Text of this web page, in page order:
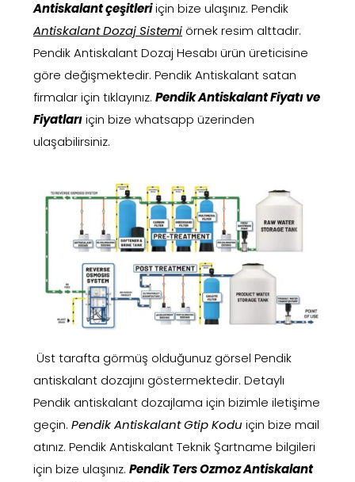
Antiskalant çeşitleriiçin bize ulaşınız. Pendik
Antiskalant Dozaj Sistemiörnek resim alttadır.
Pendik Antiskalant Dozaj Hesabı ürün üreticisine
göre değişmektedir. Pendik Antiskalant satan
firmalar için tıklayınız. Pendik Antiskalant Fiyatı ve
Fiyatlarıiçin bize whatsapp üzerinden
ulaşabilirsiniz.
Üst tarafta görmüş olduğunuz görsel Pendik
antiskalant dozajını göstermektedir. Detaylı
Pendik antiskalant dozajlama için bizimle iletişime
geçin. Pendik Antiskalant Gtip Kodu için bize mail
atınız. Pendik Antiskalant Teknik Şartname bilgileri
için bize ulaşınız. Pendik Ters Ozmoz Antiskalant